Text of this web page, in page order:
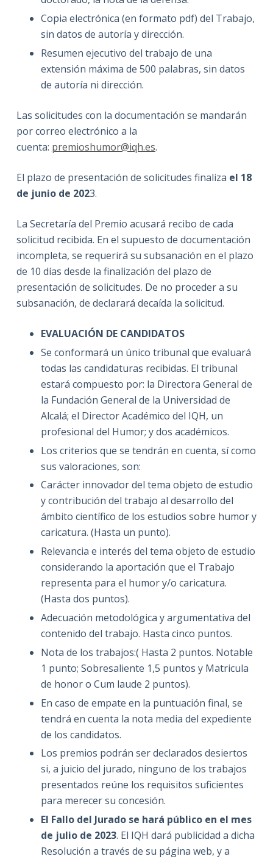
Copia electrónica (en formato pdf) del Trabajo,
sin datos de autoría y dirección.
Resumen ejecutivo del trabajo de una
extensión máxima de 500 palabras, sin datos
de autoría ni dirección.
Las solicitudes con la documentación se mandarán
por correo electrónico a la
cuenta: premioshumor@iqh.es.
El plazo de presentación de solicitudes finaliza el 18
de junio de 2023.
La Secretaría del Premio acusará recibo de cada
solicitud recibida. En el supuesto de documentación
incompleta, se requerirá su subsanación en el plazo
de 10 días desde la finalización del plazo de
presentación de solicitudes. De no proceder a su
subsanación, de declarará decaída la solicitud.
EVALUACIÓN DE CANDIDATOS
Se conformará un único tribunal que evaluará
todas las candidaturas recibidas. El tribunal
estará compuesto por: la Directora General de
la Fundación General de la Universidad de
Alcalá; el Director Académico del IQH, un
profesional del Humor; y dos académicos.
Los criterios que se tendrán en cuenta, sí como
sus valoraciones, son:
Carácter innovador del tema objeto de estudio
y contribución del trabajo al desarrollo del
ámbito científico de los estudios sobre humor y
caricatura. (Hasta un punto).
Relevancia e interés del tema objeto de estudio
considerando la aportación que el Trabajo
representa para el humor y/o caricatura.
(Hasta dos puntos).
Adecuación metodológica y argumentativa del
contenido del trabajo. Hasta cinco puntos.
Nota de los trabajos:( Hasta 2 puntos. Notable
1 punto; Sobresaliente 1,5 puntos y Matricula
de honor o Cum laude 2 puntos).
En caso de empate en la puntuación final, se
tendrá en cuenta la nota media del expediente
de los candidatos.
Los premios podrán ser declarados desiertos
si, a juicio del jurado, ninguno de los trabajos
presentados reúne los requisitos suficientes
para merecer su concesión.
El Fallo del Jurado se hará público en el mes
de julio de 2023. El IQH dará publicidad a dicha
Resolución a través de su página web, y a